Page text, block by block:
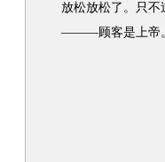
放松放松了。只不
———顾客是上帝